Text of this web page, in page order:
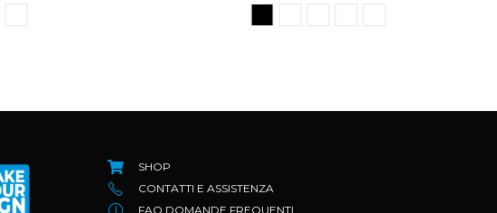
SHOP
CONTATTI E ASSISTENZA
FAQ DOMANDE FREQUENTI